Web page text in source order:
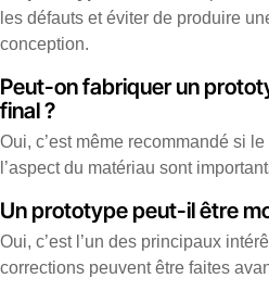
les défauts et éviter de produire
conception.
Peut-on fabriquer un
final ?
Oui, c’est même recommandé si
l’aspect du matériau sont
Un prototype peut-il être
Oui, c’est l’un des principaux
corrections peuvent être faites